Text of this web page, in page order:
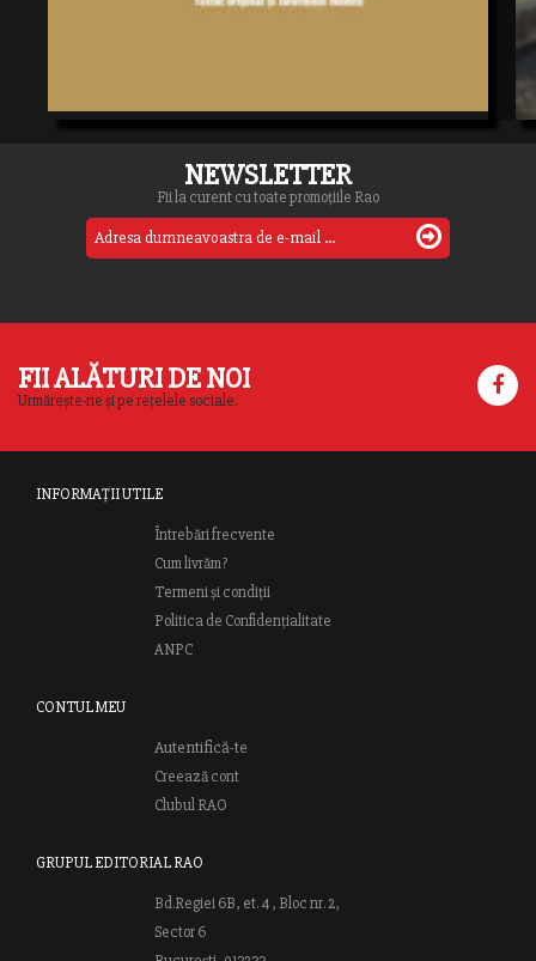
NEWSLETTER
Fii la curent cu toate promoțiile Rao
FII ALĂTURI DE NOI
Urmărește-ne și pe rețelele sociale.
INFORMAȚII UTILE
Întrebări frecvente
Cum livrăm?
Termeni și condiții
Politica de Confidențialitate
ANPC
CONTUL MEU
Autentifică-te
Creează cont
Clubul RAO
GRUPUL EDITORIAL RAO
Bd.Regiei 6B, et. 4 , Bloc nr. 2,
Sector 6